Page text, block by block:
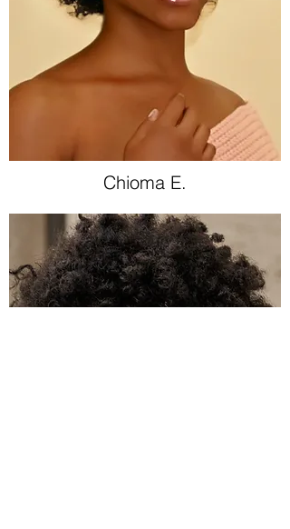
Chioma E.